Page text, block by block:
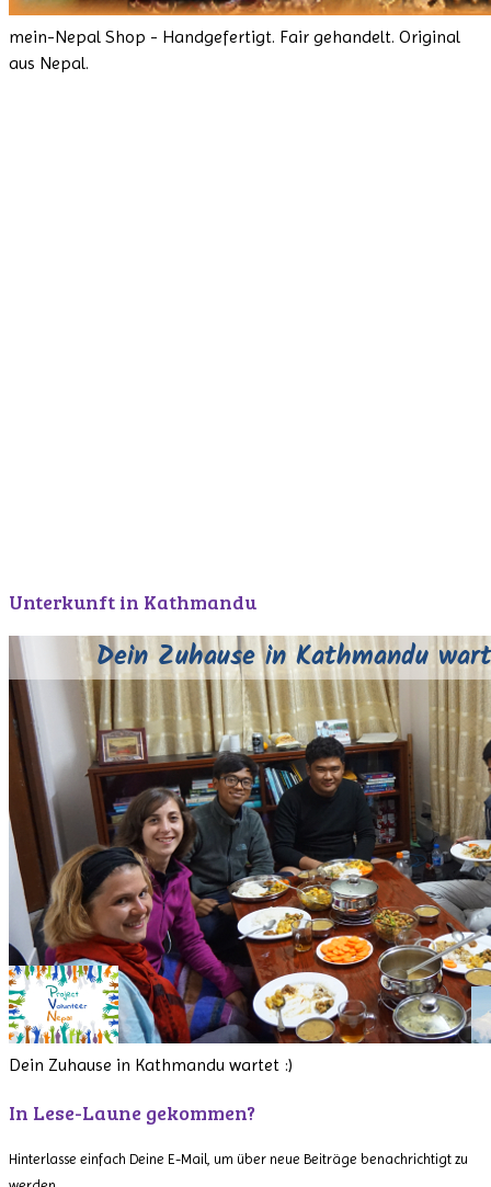
mein-Nepal Shop - Handgefertigt. Fair gehandelt. Original
aus Nepal.
Unterkunft in Kathmandu
Dein Zuhause in Kathmandu wartet :)
In Lese-Laune gekommen?
Hinterlasse einfach Deine E-Mail, um über neue Beiträge benachrichtigt zu